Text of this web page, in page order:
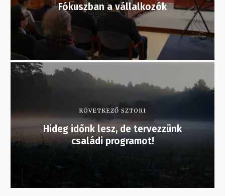
Fókuszban a vállalkozók
KÖVETKEZŐ SZTORI
Hideg időnk lesz, de tervezzünk
családi programot!